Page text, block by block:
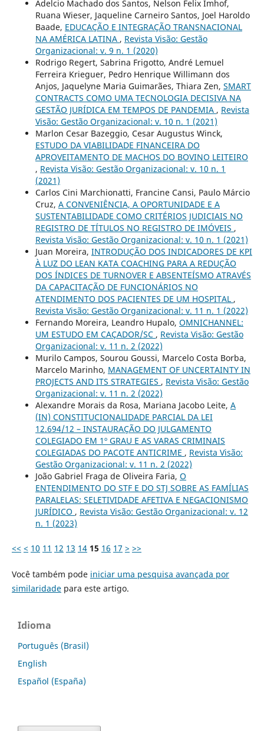
Adelcio Machado dos Santos, Nelson Felix Imhof,
Ruana Wieser, Jaqueline Carneiro Santos, Joel Haroldo
Baade, EDUCAÇÃO E INTEGRAÇÃO TRANSNACIONAL
NA AMÉRICA LATINA , Revista Visão: Gestão
Organizacional: v. 9 n. 1 (2020)
Rodrigo Regert, Sabrina Frigotto, André Lemuel
Ferreira Krieguer, Pedro Henrique Willimann dos
Anjos, Jaquelyne Maria Guimarães, Thiara Zen, SMART
CONTRACTS COMO UMA TECNOLOGIA DECISIVA NA
GESTÃO JURÍDICA EM TEMPOS DE PANDEMIA , Revista
Visão: Gestão Organizacional: v. 10 n. 1 (2021)
Marlon Cesar Bazeggio, Cesar Augustus Winck,
ESTUDO DA VIABILIDADE FINANCEIRA DO
APROVEITAMENTO DE MACHOS DO BOVINO LEITEIRO
, Revista Visão: Gestão Organizacional: v. 10 n. 1
(2021)
Carlos Cini Marchionatti, Francine Cansi, Paulo Márcio
Cruz, A CONVENIÊNCIA, A OPORTUNIDADE E A
SUSTENTABILIDADE COMO CRITÉRIOS JUDICIAIS NO
REGISTRO DE TÍTULOS NO REGISTRO DE IMÓVEIS ,
Revista Visão: Gestão Organizacional: v. 10 n. 1 (2021)
Juan Moreira, INTRODUÇÃO DOS INDICADORES DE KPI
À LUZ DO LEAN KATA COACHING PARA A REDUÇÃO
DOS ÍNDICES DE TURNOVER E ABSENTEÍSMO ATRAVÉS
DA CAPACITAÇÃO DE FUNCIONÁRIOS NO
ATENDIMENTO DOS PACIENTES DE UM HOSPITAL ,
Revista Visão: Gestão Organizacional: v. 11 n. 1 (2022)
Fernando Moreira, Leandro Hupalo, OMNICHANNEL:
UM ESTUDO EM CAÇADOR/SC , Revista Visão: Gestão
Organizacional: v. 11 n. 2 (2022)
Murilo Campos, Sourou Goussi, Marcelo Costa Borba,
Marcelo Marinho, MANAGEMENT OF UNCERTAINTY IN
PROJECTS AND ITS STRATEGIES , Revista Visão: Gestão
Organizacional: v. 11 n. 2 (2022)
Alexandre Morais da Rosa, Mariana Jacobo Leite, A
(IN) CONSTITUCIONALIDADE PARCIAL DA LEI
12.694/12 – INSTAURAÇÃO DO JULGAMENTO
COLEGIADO EM 1º GRAU E AS VARAS CRIMINAIS
COLEGIADAS DO PACOTE ANTICRIME , Revista Visão:
Gestão Organizacional: v. 11 n. 2 (2022)
João Gabriel Fraga de Oliveira Faria, O
ENTENDIMENTO DO STF E DO STJ SOBRE AS FAMÍLIAS
PARALELAS: SELETIVIDADE AFETIVA E NEGACIONISMO
JURÍDICO , Revista Visão: Gestão Organizacional: v. 12
n. 1 (2023)
<< < 10 11 12 13 14 15 16 17 > >>
Você também pode iniciar uma pesquisa avançada por
similaridadepara este artigo.
Idioma
Português (Brasil)
English
Español (España)